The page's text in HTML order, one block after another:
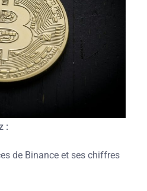
:
de Binance et ses chiffres